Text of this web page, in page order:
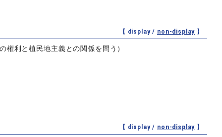
【 display / non-display 】
利と植民地主義との関係を問う）
【 display / non-display 】